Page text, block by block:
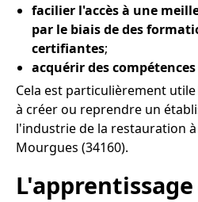
facilier l'accès à une
par le biais de des
certifiantes;
acquérir des
Cela est particulièrement
à créer ou reprendre un
l'industrie de la restauration à
Mourgues (34160).